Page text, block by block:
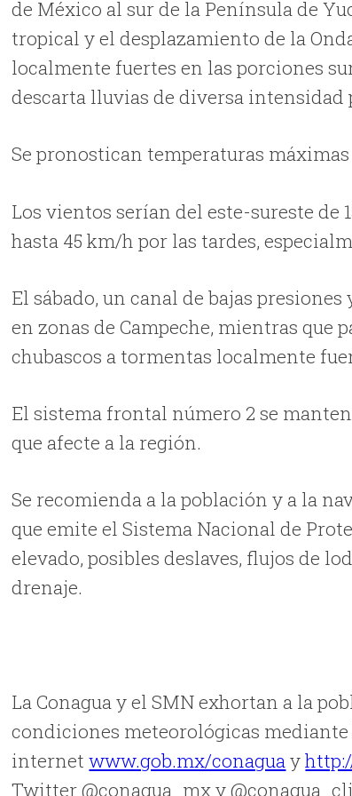
de México al sur de la Península de
tropical y el desplazamiento de la
localmente fuertes en las porciones
descarta lluvias de diversa intensidad
Se pronostican temperaturas máximas
Los vientos serían del este-sureste de
hasta 45 km/h por las tardes,
El sábado, un canal de bajas
en zonas de Campeche, mientras que
chubascos a tormentas localmente
El sistema frontal número 2 se
que afecte a la región.
Se recomienda a la población y a la
que emite el Sistema Nacional de
elevado, posibles deslaves, flujos de
drenaje.
La Conagua y el SMN exhortan a la
condiciones meteorológicas mediante
internetwww.gob.mx/conagua y
Twitter @conagua_mx y